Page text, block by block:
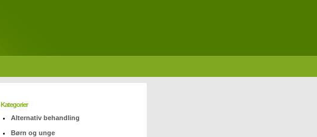
Kategorier
Alternativ behandling
Børn og unge